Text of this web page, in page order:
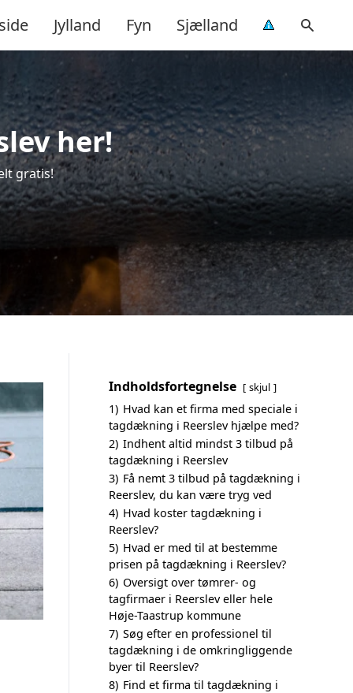
Jylland Fyn Sjælland
her!
gratis!
Indholdsfortegnelse skjul
1) Hvad kan et firma med speciale i
tagdækning i Reerslev hjælpe med?
2) Indhent altid mindst 3 tilbud på
tagdækning i Reerslev
3) Få nemt 3 tilbud på tagdækning i
Reerslev, du kan være tryg ved
4) Hvad koster tagdækning i
Reerslev?
5) Hvad er med til at bestemme
prisen på tagdækning i Reerslev?
6) Oversigt over tømrer- og
tagfirmaer i Reerslev eller hele
Høje-Taastrup kommune
7) Søg efter en professionel til
tagdækning i de omkringliggende
byer til Reerslev?
8) Find et firma til tagdækning i